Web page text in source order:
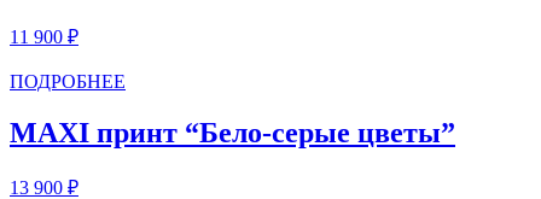
11 900 ₽
ПОДРОБНЕЕ
MAXI принт “Бело-серые цветы”
13 900 ₽